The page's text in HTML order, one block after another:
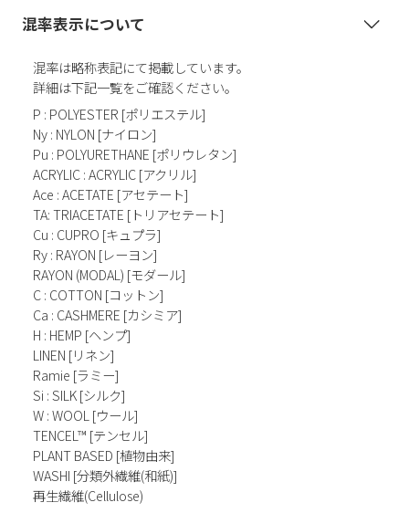
混率表示について
混率は略称表記にて掲載しています。
詳細は下記一覧をご確認ください。
P : POLYESTER [ポリエステル]
Ny : NYLON [ナイロン]
Pu : POLYURETHANE [ポリウレタン]
ACRYLIC : ACRYLIC [アクリル]
Ace : ACETATE [アセテート]
TA: TRIACETATE [トリアセテート]
Cu : CUPRO [キュプラ]
Ry : RAYON [レーヨン]
RAYON (MODAL) [モダール]
C : COTTON [コットン]
Ca : CASHMERE [カシミア]
H : HEMP [ヘンプ]
LINEN [リネン]
Ramie [ラミー]
Si : SILK [シルク]
W : WOOL [ウール]
TENCEL™ [テンセル]
PLANT BASED [植物由来]
WASHI [分類外繊維(和紙)]
再生繊維(Cellulose)